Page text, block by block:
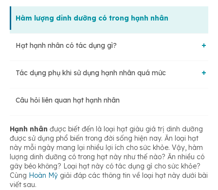
Hàm lượng dinh dưỡng có trong hạnh nhân
Hạt hạnh nhân có tác dụng gì?
Tốt cho sức khỏe tim mạch
Ngừa ung thư và viêm
Giúp não hoạt động tốt
Tác dụng phụ khi sử dụng hạnh nhân quá mức
Gây phản ứng với thuốc
Có thể gây tăng cân
Có những ảnh hưởng không tốt đến dạ dày và đường ruột
Câu hỏi liên quan hạt hạnh nhân
Hạnh nhân được biết đến là loại hạt giàu giá trị dinh dưỡng
được sử dụng phổ biến trong đời sống hiện nay. Ăn loại hạt
này mỗi ngày mang lại nhiều lợi ích cho sức khỏe. Vậy, hàm
lượng dinh dưỡng có trong hạt này như thế nào? Ăn nhiều có
gây béo không? Loại hạt này có tác dụng gì cho sức khỏe?
Cùng Hoàn Mỹ giải đáp các thông tin về loại hạt này dưới bài
viết sau.